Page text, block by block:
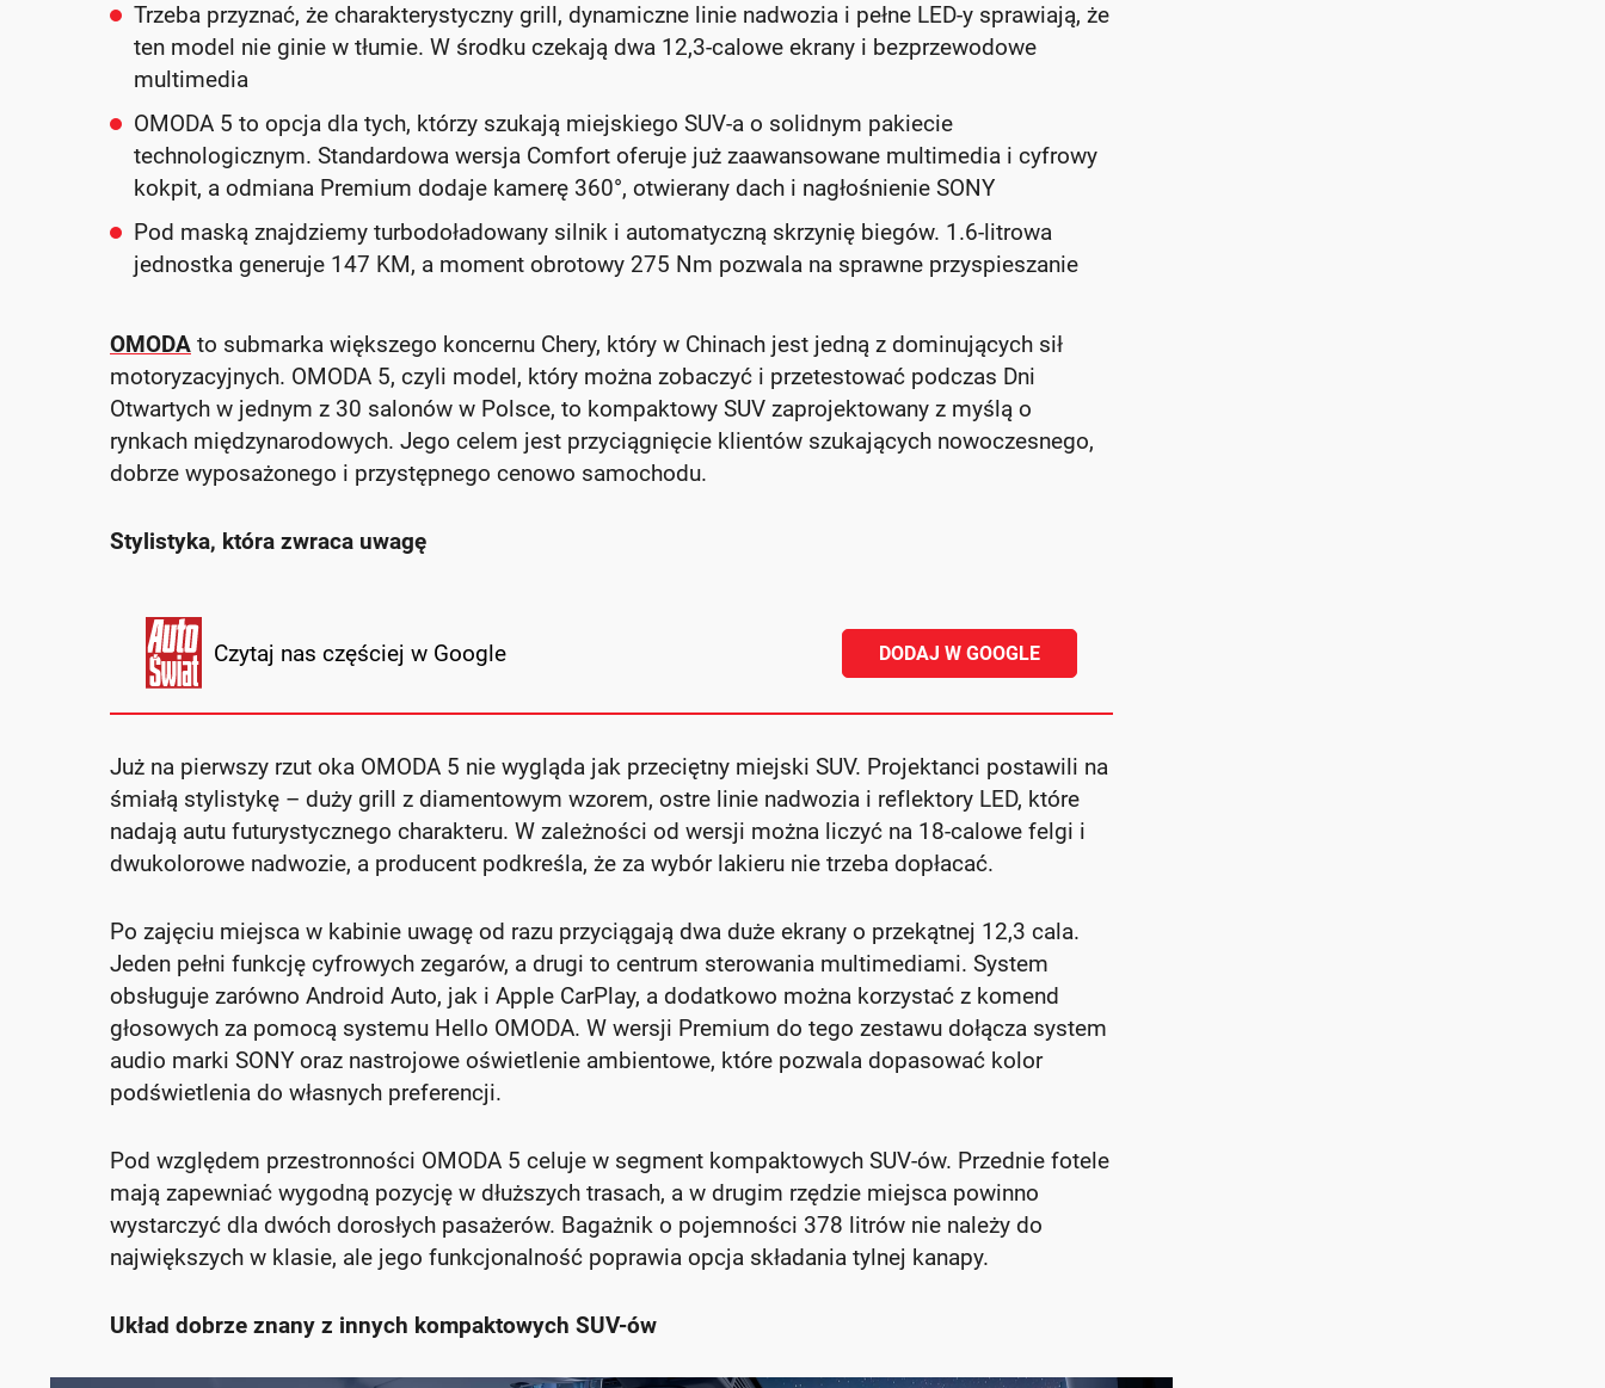
Trzeba przyznać, że charakterystyczny grill, dynamiczne linie nadwozia i pełne LED-y sprawiają, że
ten model nie ginie w tłumie. W środku czekają dwa 12,3-calowe ekrany i bezprzewodowe
multimedia
OMODA 5 to opcja dla tych, którzy szukają miejskiego SUV-a o solidnym pakiecie
technologicznym. Standardowa wersja Comfort oferuje już zaawansowane multimedia i cyfrowy
kokpit, a odmiana Premium dodaje kamerę 360°, otwierany dach i nagłośnienie SONY
Pod maską znajdziemy turbodoładowany silnik i automatyczną skrzynię biegów. 1.6-litrowa
jednostka generuje 147 KM, a moment obrotowy 275 Nm pozwala na sprawne przyspieszanie
OMODA to submarka większego koncernu Chery, który w Chinach jest jedną z dominujących sił
motoryzacyjnych. OMODA 5, czyli model, który można zobaczyć i przetestować podczas Dni
Otwartych w jednym z 30 salonów w Polsce, to kompaktowy SUV zaprojektowany z myślą o
rynkach międzynarodowych. Jego celem jest przyciągnięcie klientów szukających nowoczesnego,
dobrze wyposażonego i przystępnego cenowo samochodu.
Stylistyka, która zwraca uwagę
Czytaj nas częściej w Google DODAJ W GOOGLE
Już na pierwszy rzut oka OMODA 5 nie wygląda jak przeciętny miejski SUV. Projektanci postawili na
śmiałą stylistykę – duży grill z diamentowym wzorem, ostre linie nadwozia i reflektory LED, które
nadają autu futurystycznego charakteru. W zależności od wersji można liczyć na 18-calowe felgi i
dwukolorowe nadwozie, a producent podkreśla, że za wybór lakieru nie trzeba dopłacać.
Po zajęciu miejsca w kabinie uwagę od razu przyciągają dwa duże ekrany o przekątnej 12,3 cala.
Jeden pełni funkcję cyfrowych zegarów, a drugi to centrum sterowania multimediami. System
obsługuje zarówno Android Auto, jak i Apple CarPlay, a dodatkowo można korzystać z komend
głosowych za pomocą systemu Hello OMODA. W wersji Premium do tego zestawu dołącza system
audio marki SONY oraz nastrojowe oświetlenie ambientowe, które pozwala dopasować kolor
podświetlenia do własnych preferencji.
Pod względem przestronności OMODA 5 celuje w segment kompaktowych SUV-ów. Przednie fotele
mają zapewniać wygodną pozycję w dłuższych trasach, a w drugim rzędzie miejsca powinno
wystarczyć dla dwóch dorosłych pasażerów. Bagażnik o pojemności 378 litrów nie należy do
największych w klasie, ale jego funkcjonalność poprawia opcja składania tylnej kanapy.
Układ dobrze znany z innych kompaktowych SUV-ów